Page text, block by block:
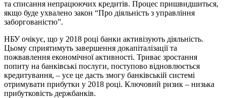
та списання непрацюючих кредитів. Процес пришвидшиться,
якщо буде ухвалено закон “Про діяльність з управління
заборгованістю”.
НБУ очікує, що у 2018 році банки активізують діяльність.
Цьому сприятимуть завершення докапіталізації та
пожвавлення економічної активності. Триває зростання
попиту на банківські послуги, поступово відновлюється
кредитування, – усе це дасть змогу банківській системі
отримувати прибутки у 2018 році. Ключовий ризик – низька
прибутковість держбанків.